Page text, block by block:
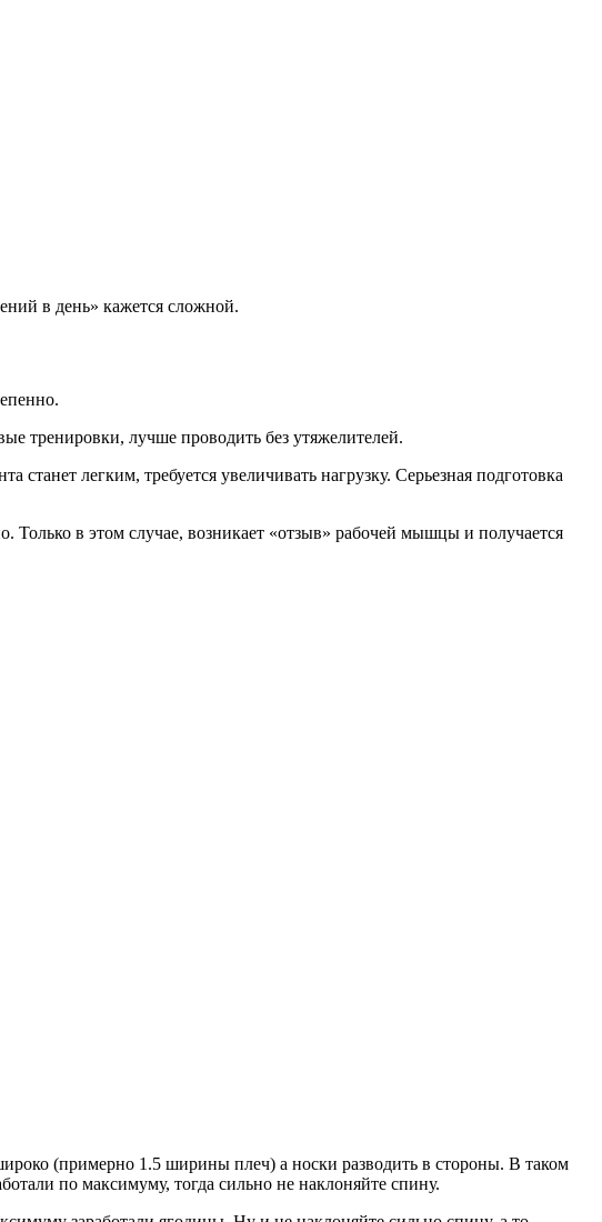
в день» кажется сложной.
тренировки, лучше проводить без утяжелителей.
станет легким, требуется увеличивать нагрузку. Серьезная подготовка
в этом случае, возникает «отзыв» рабочей мышцы и получается
(примерно 1.5 ширины плеч) а носки разводить в стороны. В таком
по максимуму, тогда сильно не наклоняйте спину.